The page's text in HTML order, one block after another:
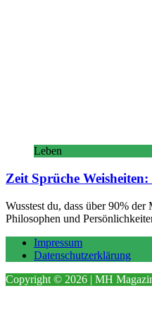
Leben
Zeit Sprüche
Wusstest du, dass über 90%
Philosophen und
Impressum
Datenschutzerklärung
Copyright © 2026 | MH